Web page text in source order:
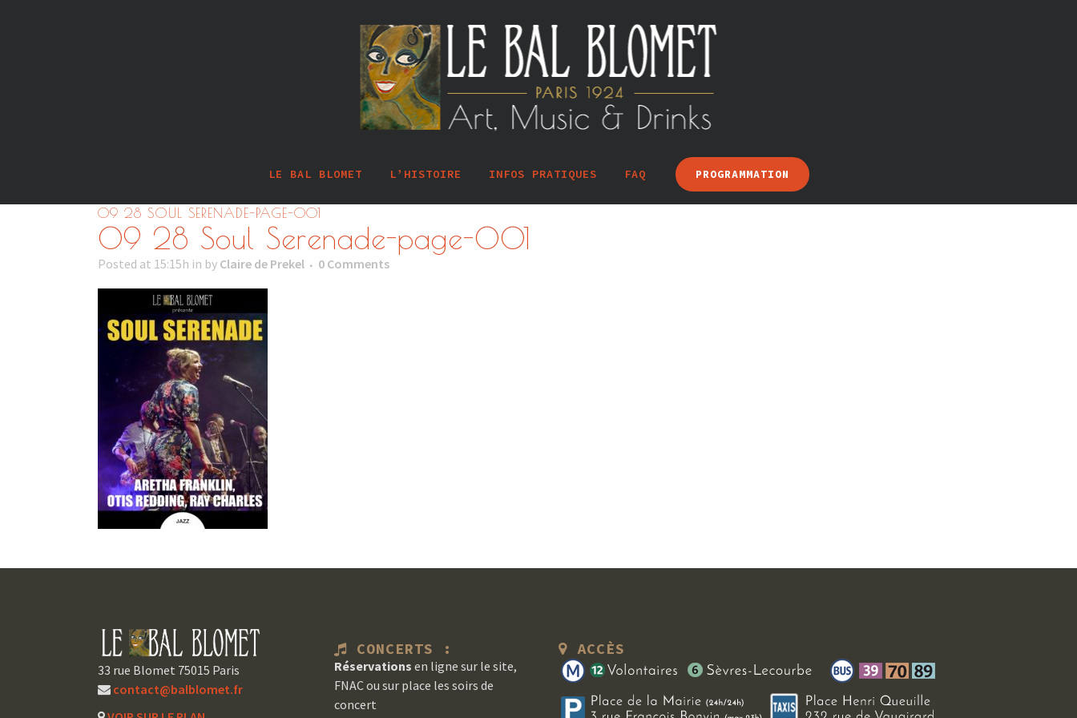
LE BAL BLOMET L’HISTOIRE INFOS PRATIQUES FAQ PROGRAMMATION
09 28 SOUL SERENADE-PAGE-001
09 28 Soul Serenade-page-001
Posted at 15:15h in by Claire de Prekel 0 Comments
33 rue Blomet 75015 Paris
contact@balblomet.fr
CONCERTS :
Réservations en ligne sur le site,
FNAC ou sur place les soirs de
concert
ACCÈS